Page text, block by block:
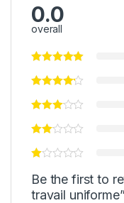
0.0
overall
Be the first to
travail uniforme”